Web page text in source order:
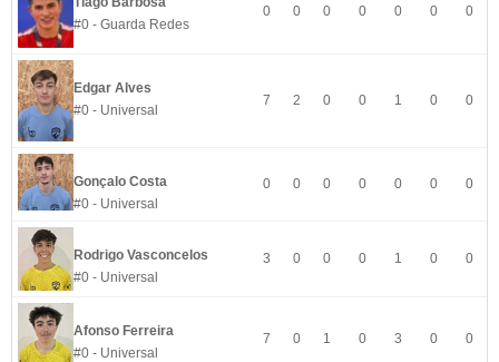
#0 - Guarda Redes
0 0 0 0 0 0 0
Edgar Alves
#0 - Universal
7 2 0 0 1 0 0
Gonçalo Costa
#0 - Universal
0 0 0 0 0 0 0
Rodrigo Vasconcelos
#0 - Universal
3 0 0 0 1 0 0
Afonso Ferreira
#0 - Universal
7 0 1 0 3 0 0